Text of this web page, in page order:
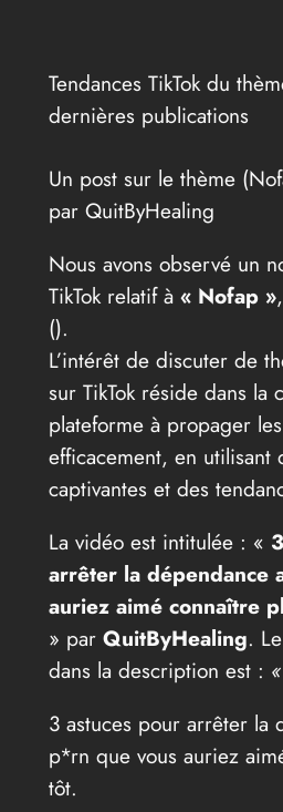
Tendances TikTok du
dernières publications
Un post sur le thème
par QuitByHealing
Nous avons observé un
TikTok relatif à « Nofap »
().
L’intérêt de discuter de
sur TikTok réside dans la
plateforme à propager
efficacement, en utilisant
captivantes et des
La vidéo est intitulée : «
arrêter la dépendance
auriez aimé connaître
» par QuitByHealing.
dans la description est : «
3 astuces pour arrêter la
p*rn que vous auriez
tôt.